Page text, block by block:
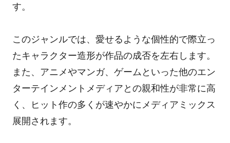
す。
このジャンルでは、愛せるような個性的で際立っ
たキャラクター造形が作品の成否を左右します。
また、アニメやマンガ、ゲームといった他のエン
ターテインメントメディアとの親和性が非常に高
く、ヒット作の多くが速やかにメディアミックス
展開されます。